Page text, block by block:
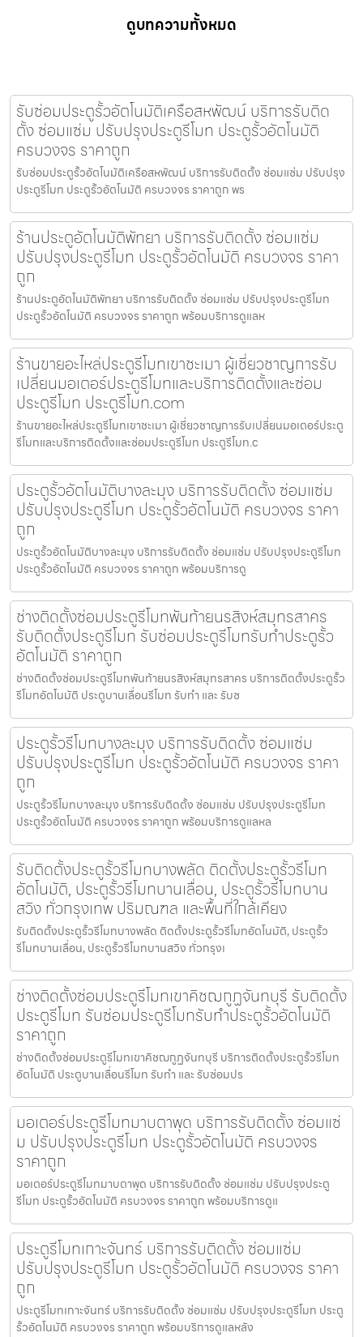
ดูบทความทั้งหมด
รับซ่อมประตูรั้วอัตโนมัติเครือสหพัฒน์ บริการรับติด
ตั้ง ซ่อมแซ่ม ปรับปรุงประตูรีโมท ประตูรั้วอัตโนมัติ
ครบวงจร ราคาถูก
รับซ่อมประตูรั้วอัตโนมัติเครือสหพัฒน์ บริการรับติดตั้ง ซ่อมแซ่ม ปรับปรุง
ประตูรีโมท ประตูรั้วอัตโนมัติ ครบวงจร ราคาถูก พร
ร้านประตูอัตโนมัติพัทยา บริการรับติดตั้ง ซ่อมแซ่ม
ปรับปรุงประตูรีโมท ประตูรั้วอัตโนมัติ ครบวงจร ราคา
ถูก
ร้านประตูอัตโนมัติพัทยา บริการรับติดตั้ง ซ่อมแซ่ม ปรับปรุงประตูรีโมท
ประตูรั้วอัตโนมัติ ครบวงจร ราคาถูก พร้อมบริการดูแลห
ร้านขายอะไหล่ประตูรีโมทเขาชะเมา ผู้เชี่ยวชาญการรับ
เปลี่ยนมอเตอร์ประตูรีโมทและบริการติดตั้งและซ่อม
ประตูรีโมท ประตูรีโมท.com
ร้านขายอะไหล่ประตูรีโมทเขาชะเมา ผู้เชี่ยวชาญการรับเปลี่ยนมอเตอร์ประตู
รีโมทและบริการติดตั้งและซ่อมประตูรีโมท ประตูรีโมท.c
ประตูรั้วอัตโนมัติบางละมุง บริการรับติดตั้ง ซ่อมแซ่ม
ปรับปรุงประตูรีโมท ประตูรั้วอัตโนมัติ ครบวงจร ราคา
ถูก
ประตูรั้วอัตโนมัติบางละมุง บริการรับติดตั้ง ซ่อมแซ่ม ปรับปรุงประตูรีโมท
ประตูรั้วอัตโนมัติ ครบวงจร ราคาถูก พร้อมบริการดู
ช่างติดตั้งซ่อมประตูรีโมทพันท้ายนรสิงห์สมุทรสาคร
รับติดตั้งประตูรีโมท รับซ่อมประตูรีโมทรับทำประตูรั้ว
อัตโนมัติ ราคาถูก
ช่างติดตั้งซ่อมประตูรีโมทพันท้ายนรสิงห์สมุทรสาคร บริการติดตั้งประตูรั้ว
รีโมทอัตโนมัติ ประตูบานเลื่อนรีโมท รับทำ และ รับซ
ประตูรั้วรีโมทบางละมุง บริการรับติดตั้ง ซ่อมแซ่ม
ปรับปรุงประตูรีโมท ประตูรั้วอัตโนมัติ ครบวงจร ราคา
ถูก
ประตูรั้วรีโมทบางละมุง บริการรับติดตั้ง ซ่อมแซ่ม ปรับปรุงประตูรีโมท
ประตูรั้วอัตโนมัติ ครบวงจร ราคาถูก พร้อมบริการดูแลหล
รับติดตั้งประตูรั้วรีโมทบางพลัด ติดตั้งประตูรั้วรีโมท
อัตโนมัติ, ประตูรั้วรีโมทบานเลื่อน, ประตูรั้วรีโมทบาน
สวิง ทั่วกรุงเทพ ปริมณฑล และพื้นที่ใกล้เคียง
รับติดตั้งประตูรั้วรีโมทบางพลัด ติดตั้งประตูรั้วรีโมทอัตโนมัติ, ประตูรั้ว
รีโมทบานเลื่อน, ประตูรั้วรีโมทบานสวิง ทั่วกรุงเ
ช่างติดตั้งซ่อมประตูรีโมทเขาคิชฌกูฏจันทบุรี รับติดตั้ง
ประตูรีโมท รับซ่อมประตูรีโมทรับทำประตูรั้วอัตโนมัติ
ราคาถูก
ช่างติดตั้งซ่อมประตูรีโมทเขาคิชฌกูฏจันทบุรี บริการติดตั้งประตูรั้วรีโมท
อัตโนมัติ ประตูบานเลื่อนรีโมท รับทำ และ รับซ่อมปร
มอเตอร์ประตูรีโมทมาบตาพุด บริการรับติดตั้ง ซ่อมแซ่
ม ปรับปรุงประตูรีโมท ประตูรั้วอัตโนมัติ ครบวงจร
ราคาถูก
มอเตอร์ประตูรีโมทมาบตาพุด บริการรับติดตั้ง ซ่อมแซ่ม ปรับปรุงประตู
รีโมท ประตูรั้วอัตโนมัติ ครบวงจร ราคาถูก พร้อมบริการดูแ
ประตูรีโมทเกาะจันทร์ บริการรับติดตั้ง ซ่อมแซ่ม
ปรับปรุงประตูรีโมท ประตูรั้วอัตโนมัติ ครบวงจร ราคา
ถูก
ประตูรีโมทเกาะจันทร์ บริการรับติดตั้ง ซ่อมแซ่ม ปรับปรุงประตูรีโมท ประตู
รั้วอัตโนมัติ ครบวงจร ราคาถูก พร้อมบริการดูแลหลัง